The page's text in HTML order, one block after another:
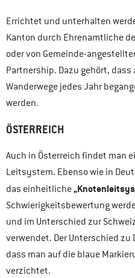
Errichtet und unterhalten
Kanton durch Ehrenamtliche
oder von Gemeinde-
Partnership. Dazu gehört, dass
Wanderwege jedes Jahr
werden.
ÖSTERREICH
Auch in Österreich findet man
Leitsystem. Ebenso wie in
das einheitliche
Schwierigkeitsbewertung
und im Unterschied zur
verwendet. Der Unterschied
dass man auf die blaue
verzichtet.